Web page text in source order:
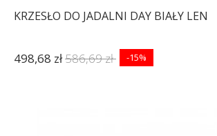
KRZESŁO DO JADALNI DAY BIAŁY LEN
498,68 zł586,69 zł -15%